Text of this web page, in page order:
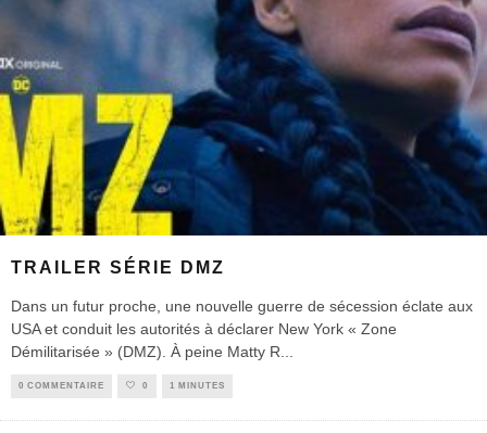
TRAILER SÉRIE DMZ
Dans un futur proche, une nouvelle guerre de sécession éclate aux
USA et conduit les autorités à déclarer New York « Zone
Démilitarisée » (DMZ). À peine Matty R
0 COMMENTAIRE 0 1 MINUTES